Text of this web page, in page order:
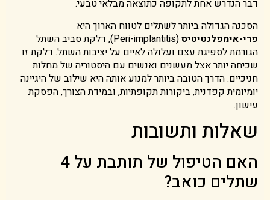
דבר הנדרש אחת לתקופה כתוצאה מבלאי טבעי.
הסכנה הגדולה ביותר לשתלים לטווח הארוך היא
פרי-אימפלנטיטיס
(Peri-implantitis), דלקת סביב השתל
הגורמת לספיגת עצם ועלולה לאיים על יציבות השתל. דלקת זו
שכיחה יותר אצל מעשנים ואנשים עם היסטוריה של מחלות
חניכיים. הדרך הטובה ביותר למנוע אותה היא שילוב של היגיינה
יומיומית קפדנית, ביקורות תקופתיות, ובמידת הצורך, הפסקת
עישון.
שאלות ותשובות
האם הטיפול של תותבת על 4
שתלים כואב?